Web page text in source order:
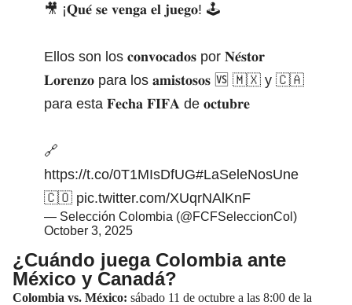
🎥 ¡𝐐𝐮𝐞́ 𝐬𝐞 𝐯𝐞𝐧𝐠𝐚 𝐞𝐥 𝐣𝐮𝐞𝐠𝐨! 🕹️
Ellos son los 𝐜𝐨𝐧𝐯𝐨𝐜𝐚𝐝𝐨𝐬 por 𝐍𝐞́𝐬𝐭𝐨𝐫
𝐋𝐨𝐫𝐞𝐧𝐳𝐨 para los 𝐚𝐦𝐢𝐬𝐭𝐨𝐬𝐨𝐬 🆚 🇲🇽 y 🇨🇦
para esta 𝐅𝐞𝐜𝐡𝐚 𝐅𝐈𝐅𝐀 de 𝐨𝐜𝐭𝐮𝐛𝐫𝐞
🔗
https://t.co/0T1MIsDfUG#LaSeleNosUne
🇨🇴 pic.twitter.com/XUqrNAlKnF
— Selección Colombia (@FCFSeleccionCol)
October 3, 2025
¿Cuándo juega Colombia ante
México y Canadá?
Colombia vs. México: sábado 11 de octubre a las 8:00 de la